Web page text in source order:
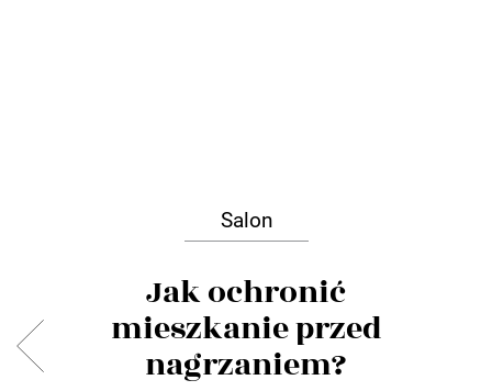
Salon
Jak ochronić
mieszkanie przed
nagrzaniem?